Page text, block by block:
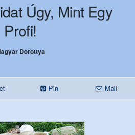
Úgy, Mint Egy
Profi!
Dorottya
Pin Mail